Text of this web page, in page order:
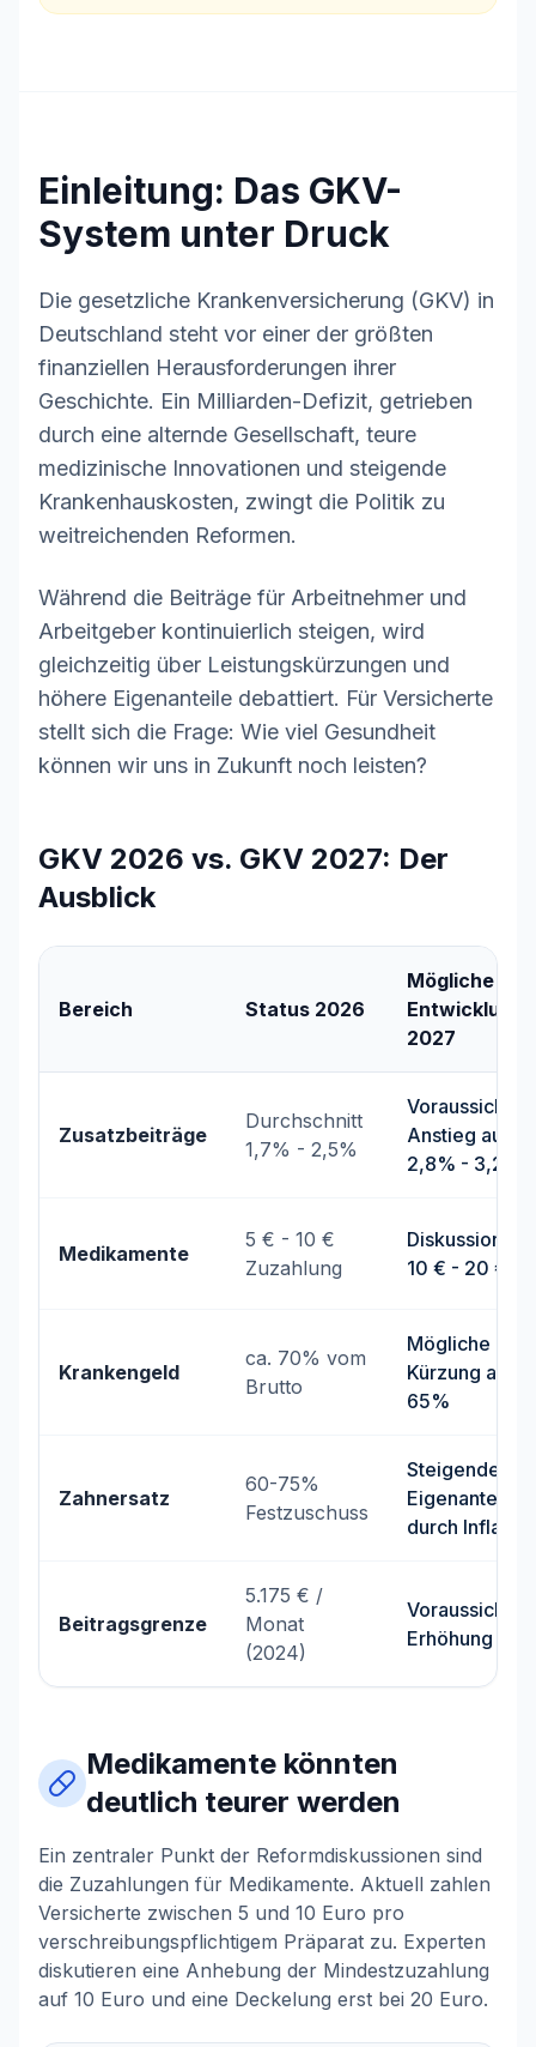
Einleitung: Das GKV-
System unter Druck
Die gesetzliche Krankenversicherung (GKV) in
Deutschland steht vor einer der größten
finanziellen Herausforderungen ihrer
Geschichte. Ein Milliarden-Defizit, getrieben
durch eine alternde Gesellschaft, teure
medizinische Innovationen und steigende
Krankenhauskosten, zwingt die Politik zu
weitreichenden Reformen.
Während die Beiträge für Arbeitnehmer und
Arbeitgeber kontinuierlich steigen, wird
gleichzeitig über Leistungskürzungen und
höhere Eigenanteile debattiert. Für Versicherte
stellt sich die Frage: Wie viel Gesundheit
können wir uns in Zukunft noch leisten?
GKV 2026 vs. GKV 2027: Der
Ausblick
Bereich Status 2026
Mögliche
Entwicklung
2027
Zusatzbeiträge
Durchschnitt
1,7% - 2,5%
Anstieg auf
2,8% - 3,2%
Medikamente
5 € - 10 €
Zuzahlung
Diskussion
10 € - 20 €
Krankengeld
ca. 70% vom
Brutto
Mögliche
Kürzung auf
65%
Zahnersatz
60-75%
Festzuschuss
Steigende
Eigenanteile
durch Inflation
Beitragsgrenze
5.175 € /
Monat
(2024)
Erhöhung
Medikamente könnten
deutlich teurer werden
Ein zentraler Punkt der Reformdiskussionen sind
die Zuzahlungen für Medikamente. Aktuell zahlen
Versicherte zwischen 5 und 10 Euro pro
verschreibungspflichtigem Präparat zu. Experten
diskutieren eine Anhebung der Mindestzuzahlung
auf 10 Euro und eine Deckelung erst bei 20 Euro.